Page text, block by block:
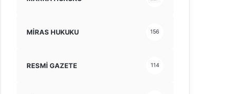
MİRAS HUKUKU 156
RESMİ GAZETE 114